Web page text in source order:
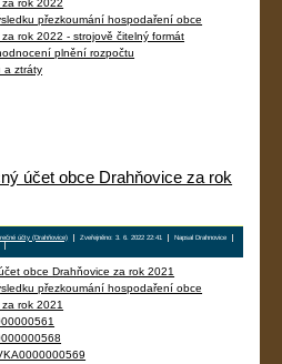
za rok 2022
přezkoumání hospodaření obce
za rok 2022 - strojově čitelný formát
plnění rozpočtu
a ztráty
účet obce Drahňovice za rok
účty (Drahňovice) Zveřejněno: 3. 6. 2022 22:41
Napsal Drahnovice
obce Drahňovice za rok 2021
přezkoumání hospodaření obce
rok 2021